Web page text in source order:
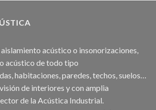
aislamiento acústico o insonorizaciones
acústico de todo tipo
, habitaciones, paredes techos , suelos…
de interiores y con amplia
de la Acústica Industrial.